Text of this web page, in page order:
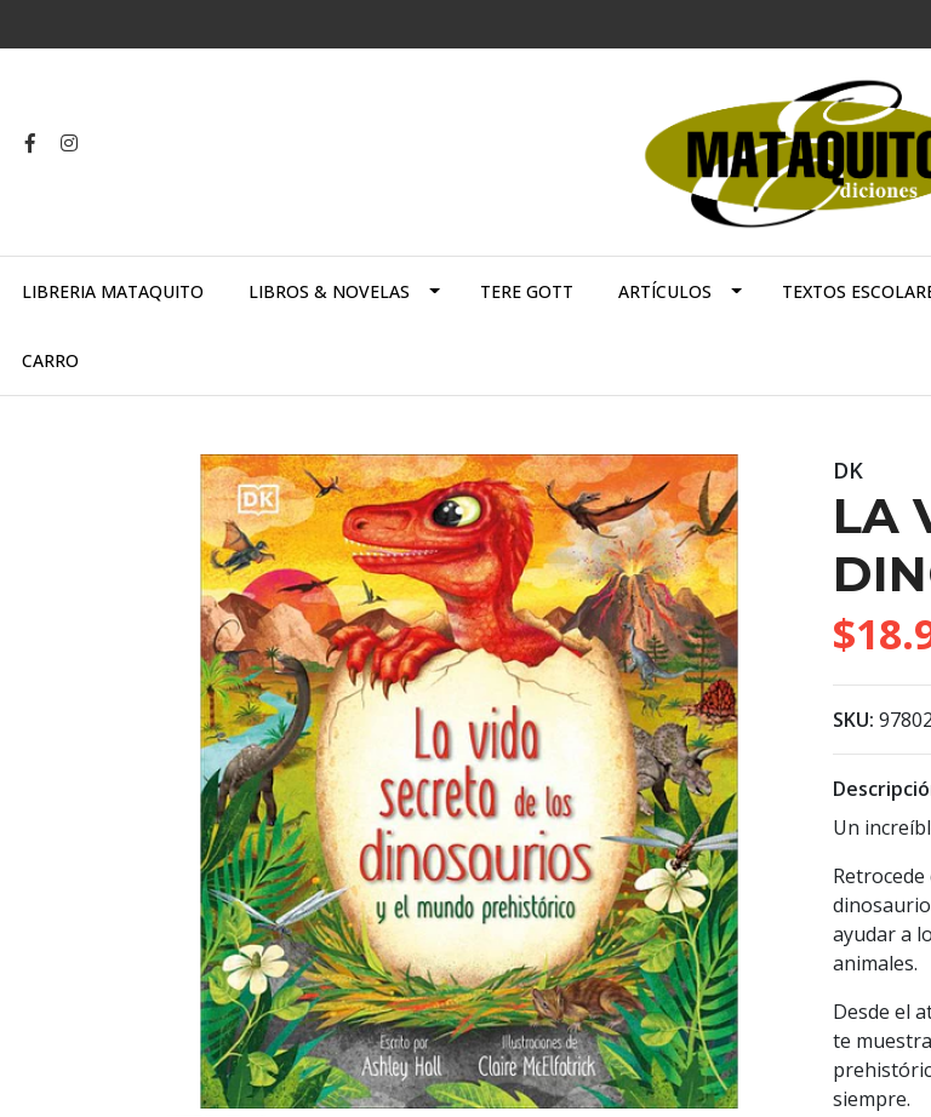
LIBRERIA MATAQUITO LIBROS & NOVELAS TERE GOTT ARTÍCULOS TEXTOS
CARRO
DK
LA
SKU:
Un
ayudar a
animales.
Desde el
te
siempre.